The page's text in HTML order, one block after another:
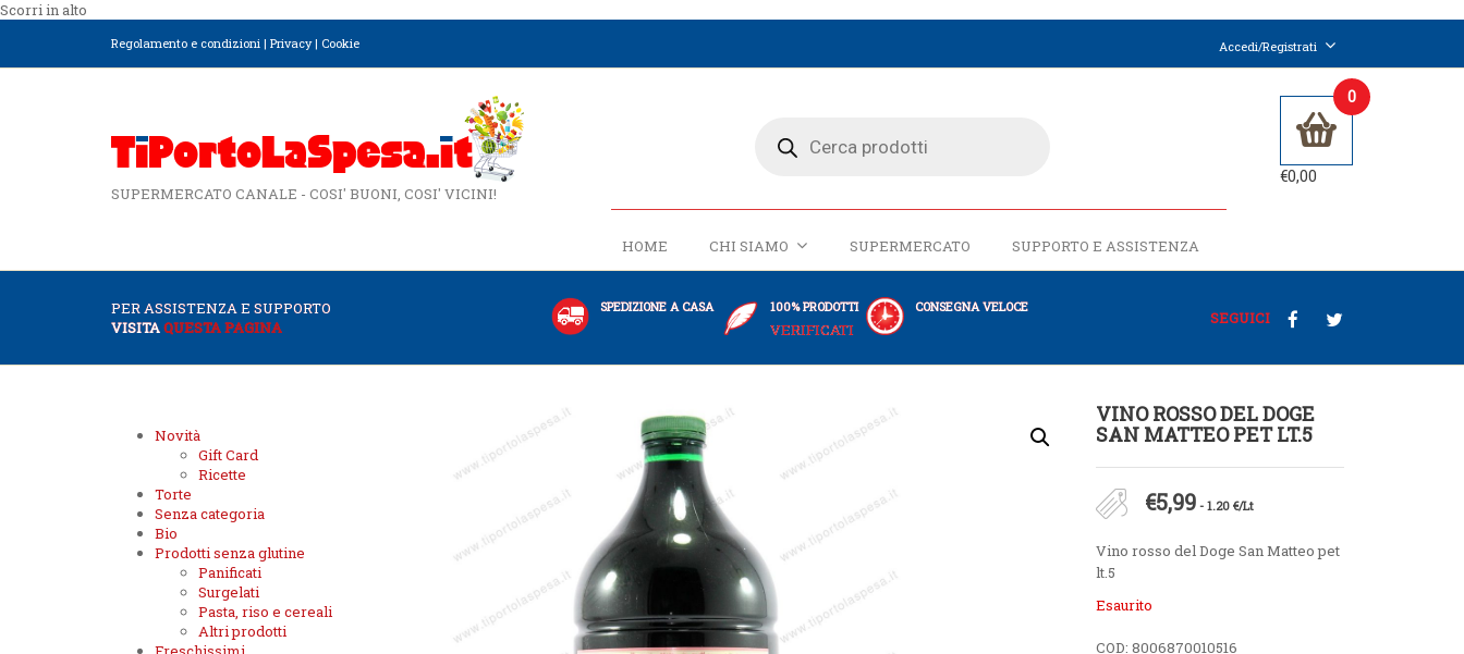
Scorri in alto
Regolamento e condizioni | Privacy| Cookie Accedi/Registrati
SUPERMERCATO CANALE - COSI' BUONI, COSI' VICINI!
HOME CHI SIAMO SUPERMERCATO SUPPORTO E ASSISTENZA
0
€0,00
PER ASSISTENZA E SUPPORTO
VISITAQUESTA PAGINA
SPEDIZIONE A CASA 100% PRODOTTI
VERIFICATI
CONSEGNA VELOCE
SEGUICI
VINO ROSSO DEL DOGE
SAN MATTEO PET LT.5
€5,99 - 1.20 €/Lt
Vino rosso del Doge San Matteo pet
lt.5
Esaurito
COD:8006870010516
Novità
Gift Card
Ricette
Torte
Senza categoria
Bio
Prodotti senza glutine
Panificati
Surgelati
Pasta, riso e cereali
Altri prodotti